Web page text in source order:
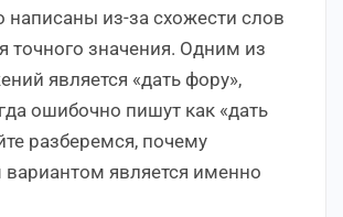
написаны из-за схожести слов
точного значения. Одним из
является «дать фору»,
ошибочно пишут как «дать
разберемся, почему
является именно